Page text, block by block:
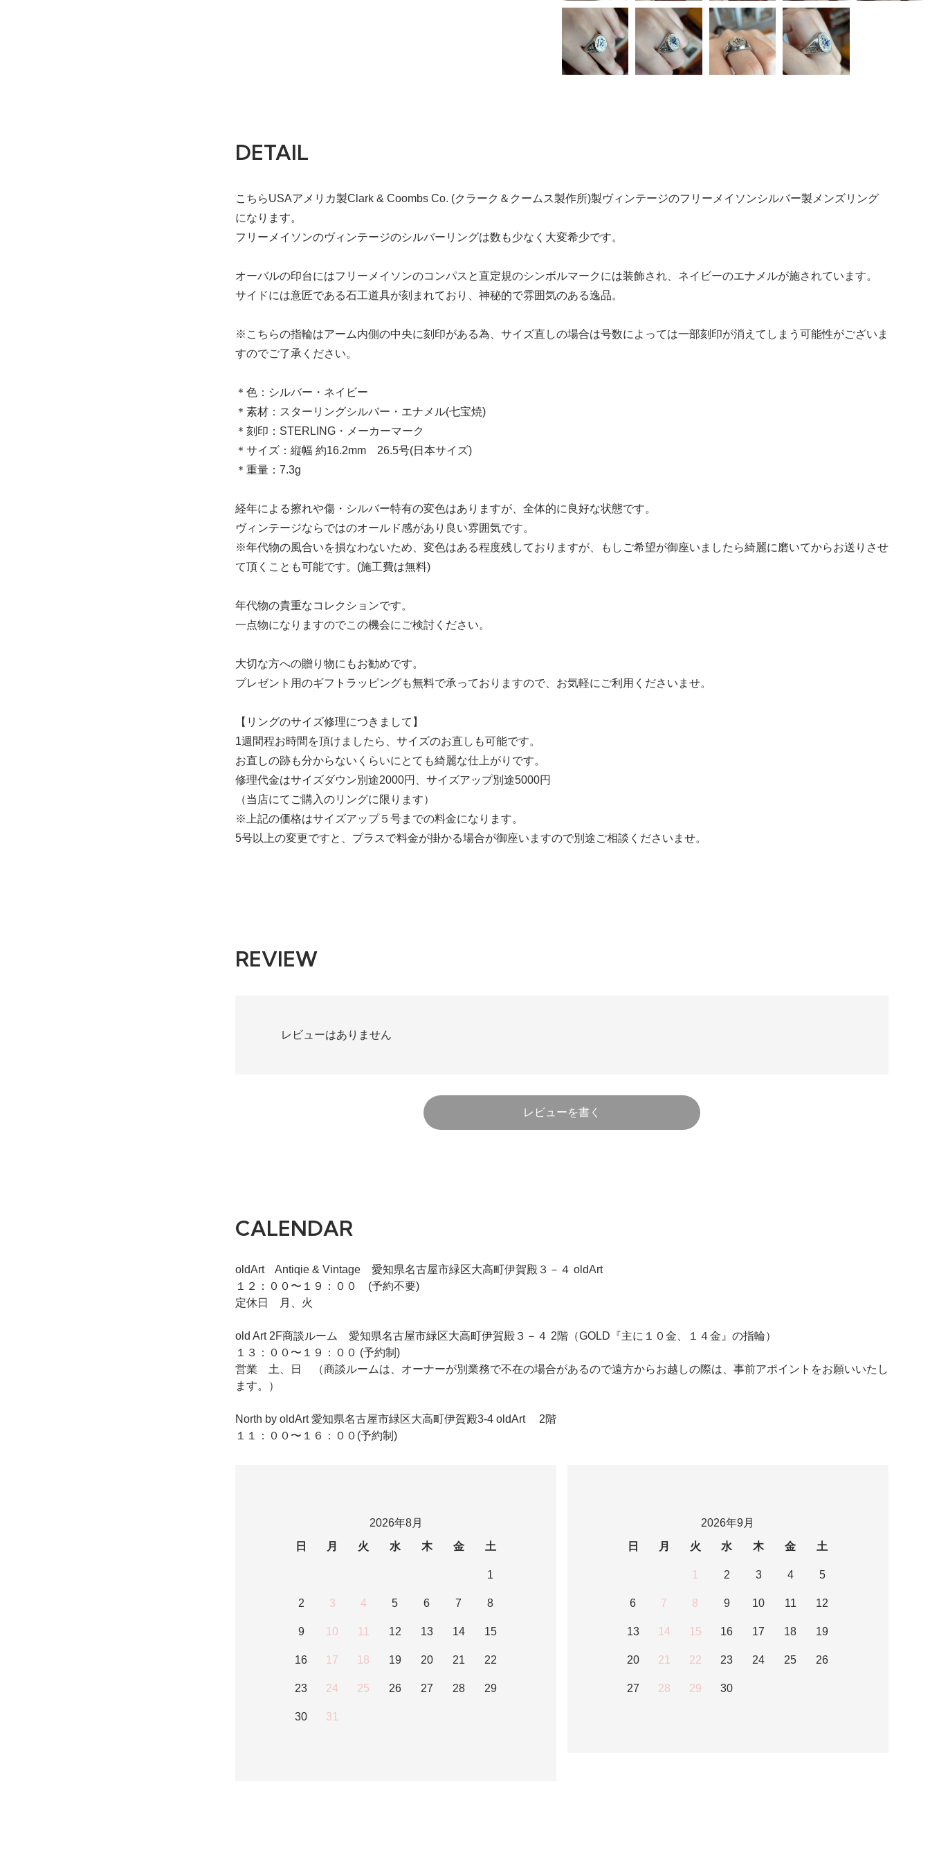
DETAIL
こちらUSAアメリカ製Clark & Coombs Co. (クラーク＆クームス製作所)製ヴィンテージのフリーメイソンシルバー製メンズリング
になります。
フリーメイソンのヴィンテージのシルバーリングは数も少なく大変希少です。
オーバルの印台にはフリーメイソンのコンパスと直定規のシンボルマークには装飾され、ネイビーのエナメルが施されています。
サイドには意匠である石工道具が刻まれており、神秘的で雰囲気のある逸品。
※こちらの指輪はアーム内側の中央に刻印がある為、サイズ直しの場合は号数によっては一部刻印が消えてしまう可能性がございま
すのでご了承ください。
＊色：シルバー・ネイビー
＊素材：スターリングシルバー・エナメル(七宝焼)
＊刻印：STERLING・メーカーマーク
＊サイズ：縦幅 約16.2mm 26.5号(日本サイズ)
＊重量：7.3g
経年による擦れや傷・シルバー特有の変色はありますが、全体的に良好な状態です。
ヴィンテージならではのオールド感があり良い雰囲気です。
※年代物の風合いを損なわないため、変色はある程度残しておりますが、もしご希望が御座いましたら綺麗に磨いてからお送りさせ
て頂くことも可能です。(施工費は無料)
年代物の貴重なコレクションです。
一点物になりますのでこの機会にご検討ください。
大切な方への贈り物にもお勧めです。
プレゼント用のギフトラッピングも無料で承っておりますので、お気軽にご利用くださいませ。
【リングのサイズ修理につきまして】
1週間程お時間を頂けましたら、サイズのお直しも可能です。
お直しの跡も分からないくらいにとても綺麗な仕上がりです。
修理代金はサイズダウン別途2000円、サイズアップ別途5000円
（当店にてご購入のリングに限ります）
※上記の価格はサイズアップ５号までの料金になります。
5号以上の変更ですと、プラスで料金が掛かる場合が御座いますので別途ご相談くださいませ。
REVIEW
レビューはありません
レビューを書く
CALENDAR
oldArt Antiqie & Vintage 愛知県名古屋市緑区大高町伊賀殿３－４ oldArt
１２：００〜１９：００ (予約不要)
定休日 月、火
old Art 2F商談ルーム 愛知県名古屋市緑区大高町伊賀殿３－４ 2階（GOLD『主に１０金、１４金』の指輪）
１３：００〜１９：００ (予約制)
営業 土、日 （商談ルームは、オーナーが別業務で不在の場合があるので遠方からお越しの際は、事前アポイントをお願いいたし
ます。）
North by oldArt 愛知県名古屋市緑区大高町伊賀殿3-4 oldArt 2階
１１：００〜１６：００(予約制)
2026年8月
日
月 火 水 木 金 土
1
2 3 4 5 6 7 8
9 10 11 12 13 14 15
16 17 18 19 20 21 22
23 24 25 26 27 28 29
30 31
2026年9月
日
月 火 水 木 金 土
1 2 3 4 5
6 7 8 9 10 11 12
13 14 15 16 17 18 19
20 21 22 23 24 25 26
27 28 29 30